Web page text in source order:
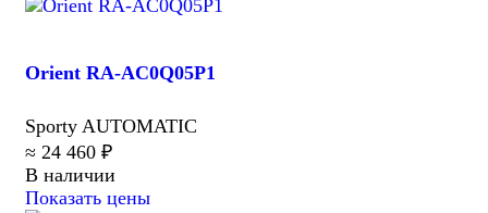
Orient RA-AC0Q05P1
Sporty AUTOMATIC
≈ 24 460 ₽
В наличии
Показать цены